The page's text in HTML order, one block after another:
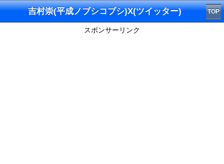
吉村崇(平成ノブシコブシ)X(ツイッター) TOP
スポンサーリンク